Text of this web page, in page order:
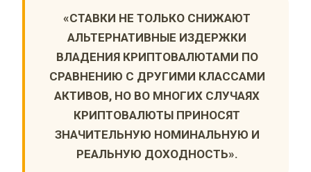
«СТАВКИ НЕ ТОЛЬКО СНИЖАЮТ
АЛЬТЕРНАТИВНЫЕ ИЗДЕРЖКИ
ВЛАДЕНИЯ КРИПТОВАЛЮТАМИ ПО
СРАВНЕНИЮ С ДРУГИМИ КЛАССАМИ
АКТИВОВ, НО ВО МНОГИХ СЛУЧАЯХ
КРИПТОВАЛЮТЫ ПРИНОСЯТ
ЗНАЧИТЕЛЬНУЮ НОМИНАЛЬНУЮ И
РЕАЛЬНУЮ ДОХОДНОСТЬ».